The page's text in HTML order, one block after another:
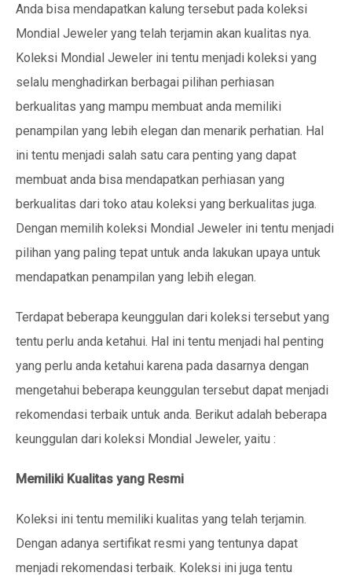
Anda bisa mendapatkan kalung tersebut pada koleksi
Mondial Jeweler yang telah terjamin akan kualitas nya.
Koleksi Mondial Jeweler ini tentu menjadi koleksi yang
selalu menghadirkan berbagai pilihan perhiasan
berkualitas yang mampu membuat anda memiliki
penampilan yang lebih elegan dan menarik perhatian. Hal
ini tentu menjadi salah satu cara penting yang dapat
membuat anda bisa mendapatkan perhiasan yang
berkualitas dari toko atau koleksi yang berkualitas juga.
Dengan memilih koleksi Mondial Jeweler ini tentu menjadi
pilihan yang paling tepat untuk anda lakukan upaya untuk
mendapatkan penampilan yang lebih elegan.
Terdapat beberapa keunggulan dari koleksi tersebut yang
tentu perlu anda ketahui. Hal ini tentu menjadi hal penting
yang perlu anda ketahui karena pada dasarnya dengan
mengetahui beberapa keunggulan tersebut dapat menjadi
rekomendasi terbaik untuk anda. Berikut adalah beberapa
keunggulan dari koleksi Mondial Jeweler, yaitu :
Memiliki Kualitas yang Resmi
Koleksi ini tentu memiliki kualitas yang telah terjamin.
Dengan adanya sertifikat resmi yang tentunya dapat
menjadi rekomendasi terbaik. Koleksi ini juga tentu